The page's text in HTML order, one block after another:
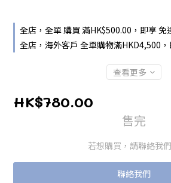
全店，全單 購買 滿HK$500.00，即享 免
全店，海外客戶 全單購物滿HKD4,500，
查看更多
HK$780.00
售完
若想購買，請聯絡我們
聯絡我們